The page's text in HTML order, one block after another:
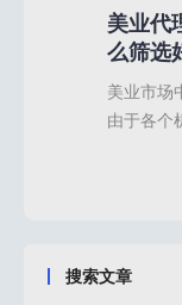
美业代
么筛选
美业市场
由于各个
理和运
搜索文章